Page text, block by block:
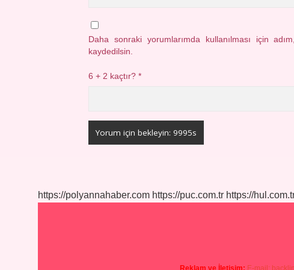
Daha sonraki yorumlarımda kullanılması için
kaydedilsin.
6 + 2 kaçtır? *
https://polyannahaber.com https://puc.com.tr https://
Reklam ve İletişim: E-mail: